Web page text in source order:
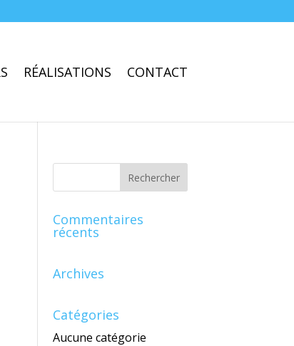
RÉALISATIONS CONTACT
Commentaires
récents
Archives
Catégories
Aucune catégorie